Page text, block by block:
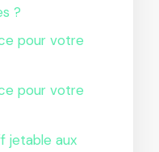
?
pour votre
pour votre
jetable aux